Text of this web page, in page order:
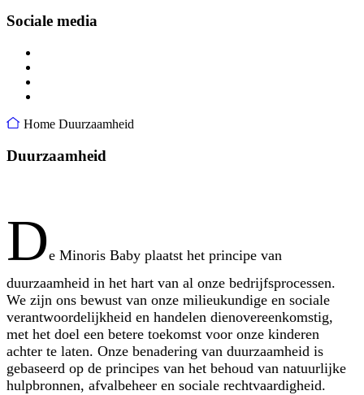
Sociale media
Home Duurzaamheid
Duurzaamheid
De Minoris Baby plaatst het principe van
duurzaamheid in het hart van al onze bedrijfsprocessen.
We zijn ons bewust van onze milieukundige en sociale
verantwoordelijkheid en handelen dienovereenkomstig,
met het doel een betere toekomst voor onze kinderen
achter te laten. Onze benadering van duurzaamheid is
gebaseerd op de principes van het behoud van natuurlijke
hulpbronnen, afvalbeheer en sociale rechtvaardigheid.